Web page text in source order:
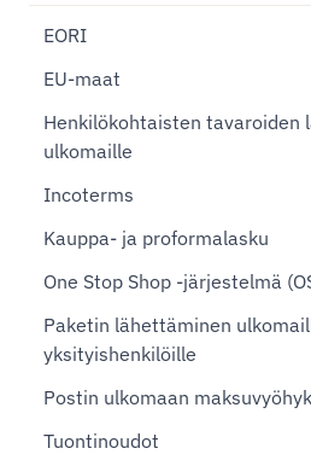
EORI
EU-maat
Henkilökohtaisten tavaroiden
ulkomaille
Incoterms
Kauppa- ja proformalasku
One Stop Shop -järjestelmä
Paketin lähettäminen
yksityishenkilöille
Postin ulkomaan
Tuontinoudot